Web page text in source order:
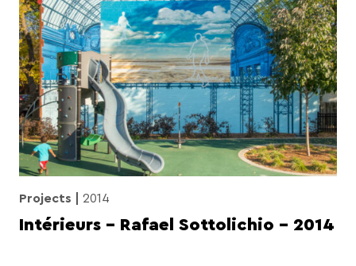
Projects 2014
Intérieurs – Rafael Sottolichio – 2014